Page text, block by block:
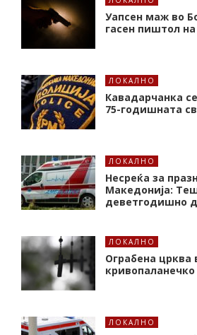
Уапсен маж во
гасен пиштол
ЛОКАЛНО
Кавадарчанка
75-годишната
ЛОКАЛНО
Несреќа за
Македонија:
деветгодишно
ЛОКАЛНО
Ограбена црква
кривопаланечко
ЛОКАЛНО